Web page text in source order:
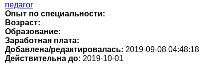
педагог
Опыт по специальности:
Возраст:
Образование:
Заработная плата:
Добавлена/редактировалась: 2019-09-08 04:48:18
Действительна до: 2019-10-01